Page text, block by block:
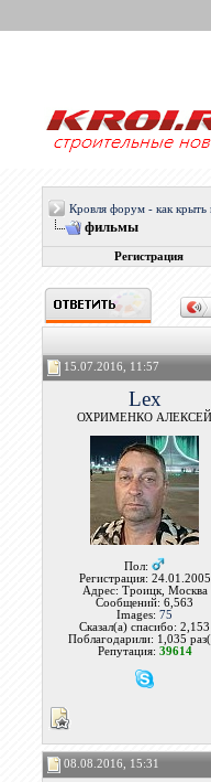
Кровля форум - как
фильмы
Регистрация
15.07.2016, 11:57
Lex
ОХРИМЕНКО АЛЕКСЕЙ
Пол:
Регистрация: 24.01.2005
Адрес: Троицк, Москва
Сообщений: 6,563
Images:75
Сказал(а) спасибо: 2,153
Поблагодарили: 1,035
Репутация: 39614
08.08.2016, 15:31